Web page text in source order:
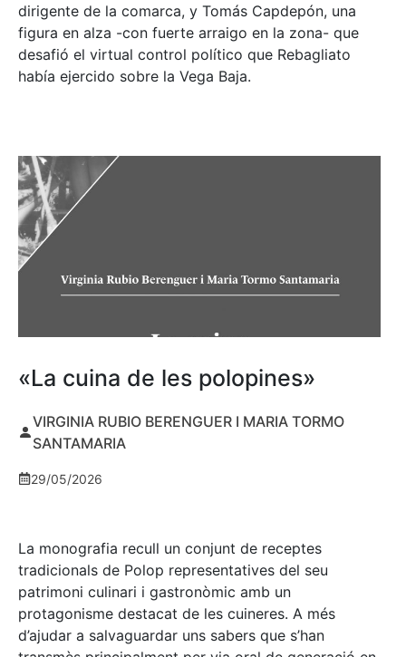
dirigente de la comarca, y Tomás Capdepón, una
figura en alza -con fuerte arraigo en la zona- que
desafió el virtual control político que Rebagliato
había ejercido sobre la Vega Baja.
«La cuina de les polopines»
VIRGINIA RUBIO BERENGUER I MARIA TORMO
SANTAMARIA
29/05/2026
La monografia recull un conjunt de receptes
tradicionals de Polop representatives del seu
patrimoni culinari i gastronòmic amb un
protagonisme destacat de les cuineres. A més
d’ajudar a salvaguardar uns sabers que s’han